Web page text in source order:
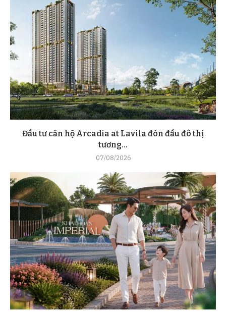
Đầu tư căn hộ Arcadia at Lavila đón đầu đô thị
tương...
07/08/2026